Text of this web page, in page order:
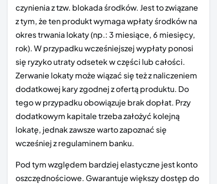
czynienia z tzw. blokada środków. Jest to związane
z tym, że ten produkt wymaga wpłaty środków na
okres trwania lokaty (np.: 3 miesiące, 6 miesięcy,
rok). W przypadku wcześniejszej wypłaty ponosi
się ryzyko utraty odsetek w części lub całości.
Zerwanie lokaty może wiązać się też z naliczeniem
dodatkowej kary zgodnej z ofertą produktu. Do
tego w przypadku obowiązuje brak dopłat. Przy
dodatkowym kapitale trzeba założyć kolejną
lokatę, jednak zawsze warto zapoznać się
wcześniej z regulaminem banku.
Pod tym względem bardziej elastyczne jest konto
oszczędnościowe. Gwarantuje większy dostęp do